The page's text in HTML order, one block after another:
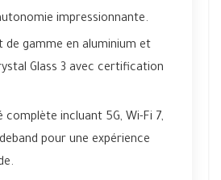
impressionnante.
de gamme en aluminium et
Glass 3 avec certification
complète incluant 5G, Wi-Fi 7,
pour une expérience